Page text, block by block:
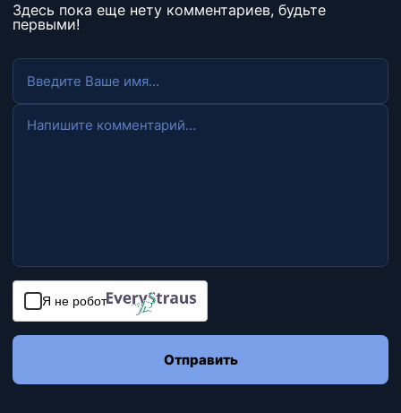
Здесь пока еще нету комментариев, будьте
первыми!
Я не робот
Отправить